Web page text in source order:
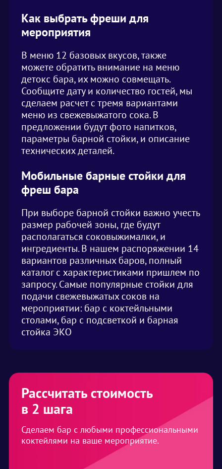
Как выбрать фреши для
мероприятия
В меню 12 базовых вкусов, также
можете обратить внимание на меню
детокс бара, их можно совмещать.
Сообщите дату и количество гостей, мы
сделаем расчет с тремя вариантами
меню из свежевыжатого сока. В
предложении будут фото напитков,
параметры барной стойки, и описание
технических деталей.
Мобильные барные стойки для
фреш бара
При выборе барной стойки важно учесть
размер рабочей зоны, где будут
располагаться соковыжималки, и
ингредиенты. В нашем распоряжении 14
вариантов различных баров, полный
каталог с характеристиками пришлем по
запросу. Самые популярные стойки для
подачи свежевыжатых соков на
мероприятии: бар с коктейльными
столами, бар с подсветкой и барная
стойка ЭКО
Рассчитать стоимость
в 2 шага
Сделаем бар с любыми профессиональными
коктейлями на ваше мероприятие.